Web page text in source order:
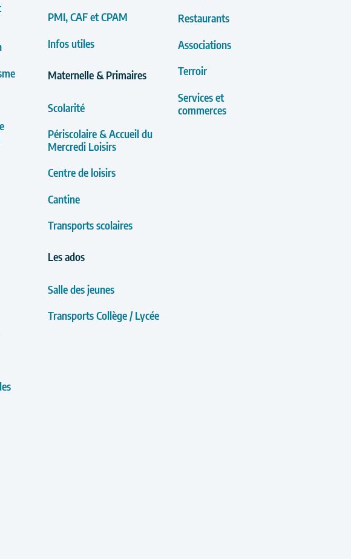
PMI, CAF et CPAM
Infos utiles
Maternelle & Primaires
Scolarité
Périscolaire & Accueil du
Mercredi Loisirs
Centre de loisirs
Cantine
Transports scolaires
Les ados
Salle des jeunes
Transports Collège / Lycée
Restaurants
Associations
Terroir
Services et
commerces